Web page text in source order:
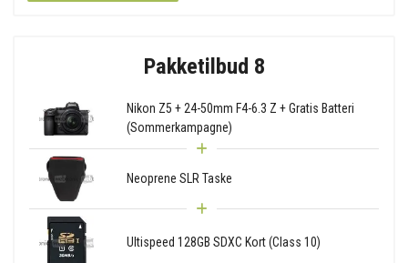
Pakketilbud 8
Nikon Z5 + 24-50mm F4-6.3 Z + Gratis Batteri
(Sommerkampagne)
Neoprene SLR Taske
Ultispeed 128GB SDXC Kort (Class 10)